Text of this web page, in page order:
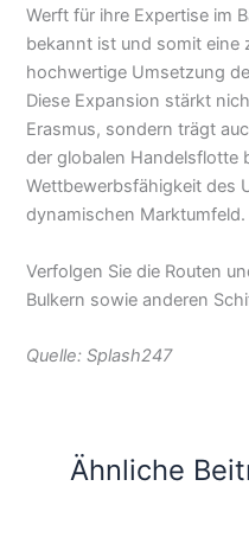
Werft für ihre Expertise im
bekannt ist und somit eine
hochwertige Umsetzung
Diese Expansion stärkt
Erasmus, sondern trägt
der globalen Handelsflotte
Wettbewerbsfähigkeit des
dynamischen Marktumfeld.
Verfolgen Sie die Routen
Bulkern sowie anderen
Quelle: Splash247
Ähnliche